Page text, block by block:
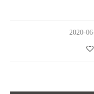
2020-